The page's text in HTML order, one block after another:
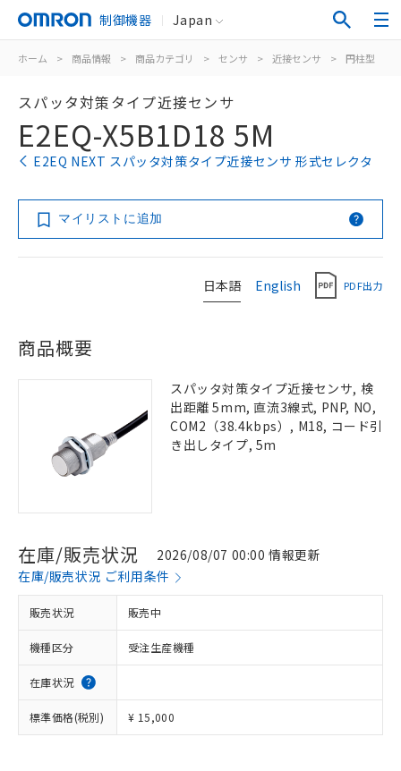
制御機器 Japan
ホーム > 商品情報 > 商品カテゴリ > センサ > 近接センサ > 円柱型
スパッタ対策タイプ近接センサ
E2EQ-X5B1D18 5M
E2EQ NEXT スパッタ対策タイプ近接センサ 形式セレクタ
マイリストに追加
日本語 English PDF出力
商品概要
スパッタ対策タイプ近接センサ, 検
出距離 5mm, 直流3線式, PNP, NO,
COM2（38.4kbps）, M18, コード引
き出しタイプ, 5m
在庫/販売状況
2026/08/07 00:00 情報更新
在庫/販売状況 ご利用条件
販売状況 販売中
機種区分 受注生産機種
在庫状況
標準価格(税別) ¥ 15,000